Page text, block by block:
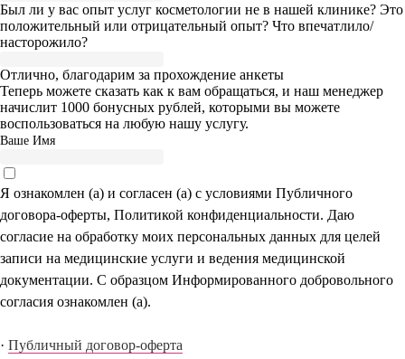
Был ли у вас опыт услуг косметологии не в нашей клинике? Это
положительный или отрицательный опыт? Что впечатлило/
насторожило?
Отлично, благодарим за прохождение анкеты
Теперь можете сказать как к вам обращаться, и наш менеджер
начислит 1000 бонусных рублей, которыми вы можете
воспользоваться на любую нашу услугу.
Ваше Имя
Я ознакомлен (а) и согласен (а) с условиями Публичного
договора-оферты, Политикой конфиденциальности. Даю
согласие на обработку моих персональных данных для целей
записи на медицинские услуги и ведения медицинской
документации. С образцом Информированного добровольного
согласия ознакомлен (а).
· Публичный договор-оферта